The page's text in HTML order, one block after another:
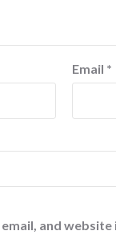
Email *
email, and